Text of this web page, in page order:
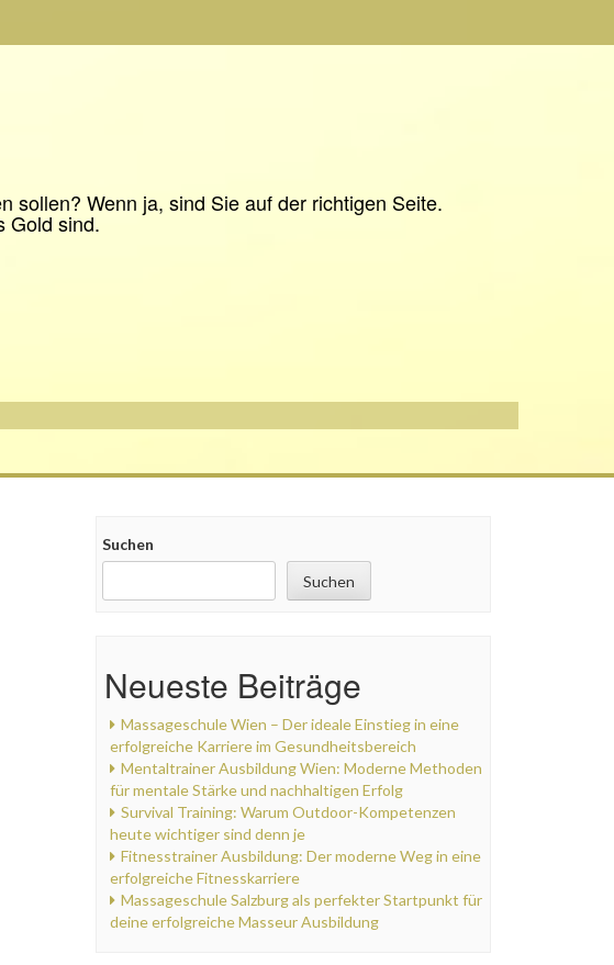
sollen? Wenn ja, sind Sie auf der richtigen Seite.
Gold sind.
Suchen
Suchen
Neueste Beiträge
Massageschule Wien – Der ideale Einstieg in eine
erfolgreiche Karriere im Gesundheitsbereich
Mentaltrainer Ausbildung Wien: Moderne Methoden
für mentale Stärke und nachhaltigen Erfolg
Survival Training: Warum Outdoor-Kompetenzen
heute wichtiger sind denn je
Fitnesstrainer Ausbildung: Der moderne Weg in eine
erfolgreiche Fitnesskarriere
Massageschule Salzburg als perfekter Startpunkt für
deine erfolgreiche Masseur Ausbildung